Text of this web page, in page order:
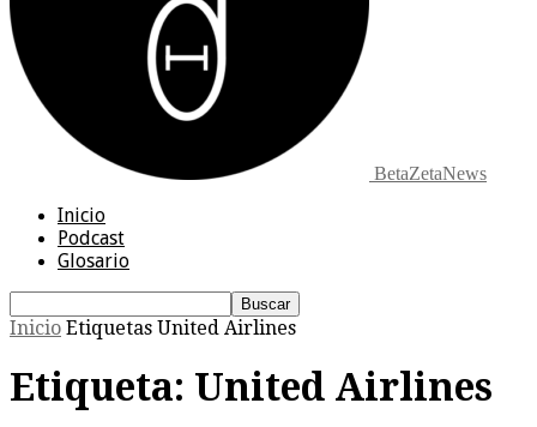
BetaZetaNews
Inicio
Podcast
Glosario
Inicio Etiquetas United Airlines
Etiqueta: United Airlines